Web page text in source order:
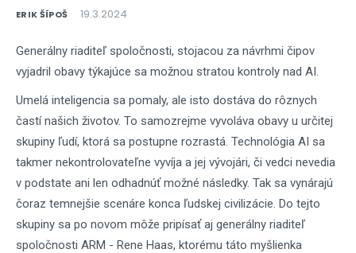
ERIK ŠÍPOŠ 19.3.2024
Generálny riaditeľ spoločnosti, stojacou za návrhmi čipov
vyjadril obavy týkajúce sa možnou stratou kontroly nad AI.
Umelá inteligencia sa pomaly, ale isto dostáva do rôznych
častí našich životov. To samozrejme vyvoláva obavy u určitej
skupiny ľudí, ktorá sa postupne rozrastá. Technológia AI sa
takmer nekontrolovateľne vyvíja a jej vývojári, či vedci nevedia
v podstate ani len odhadnúť možné následky. Tak sa vynárajú
čoraz temnejšie scenáre konca ľudskej civilizácie. Do tejto
skupiny sa po novom môže pripísať aj generálny riaditeľ
spoločnosti ARM - Rene Haas, ktorému táto myšlienka